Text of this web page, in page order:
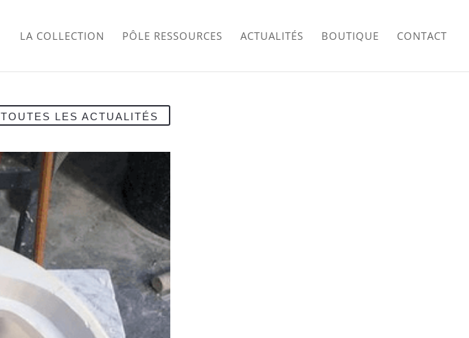
LA COLLECTION PÔLE RESSOURCES ACTUALITÉS BOUTIQUE CONTACT
TOUTES LES ACTUALITÉS